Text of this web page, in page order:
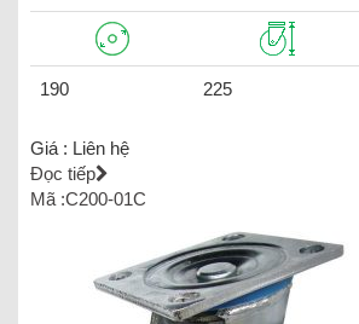
190 225
Giá : Liên hệ
Đọc tiếp
Mã :C200-01C